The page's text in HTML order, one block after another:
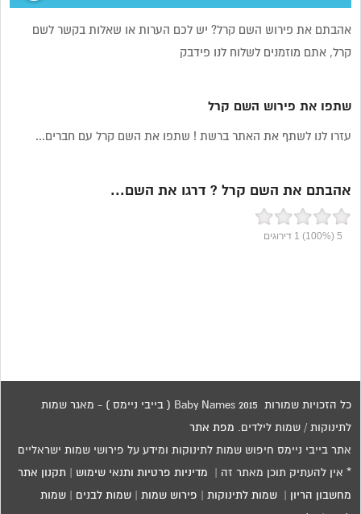
אהבתם את פירוש השם קרל? יש לכם הערות או שאלות בקשר לשם
קרל, אתם מוזמנים לשלוח לנו פידבק
שתפו את פירוש השם קרל
עזרו לנו לשתף את האתר ברשת ! שתפו את השם קרל עם חברים...
אהבתם את השם קרל ? דרגו את השם...
5
(100%)
1 דירוגים
כל הזכויות שמורות 2015 Baby Names ( בייבי ניימס ) - מאגר שמות
לתינוקות / שמות לילדים. מפת אתר
אתר בייבי ניימס חיפוש שמות לתינוקות ומידע על פירושי שמות ישראליים
* אין להעתיק תוכן מאתר זה | מדיניות פרטיות ותנאי שימוש תקנון אתר
מחשבון הריון |שמות לתינוקות פירוש שמות |שמות לבנים |שמות